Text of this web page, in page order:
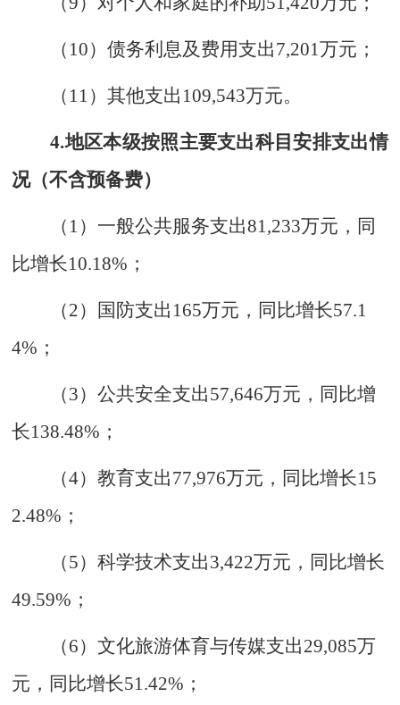
（ 10）债务利息及费用支出7,201万元；
（ 11 ）其他支出 109,543万元。
4.地区本级按照主要支出科目安排支出情
况（不含预备费）
（ 1 ）一般公共服务支出81 ,233万元 ， 同
比增长10.18% ；
（2）国防支出 165万元 ， 同比增长57.1
4% ；
（3）公共安全支出57,646万元 ， 同比增
长138.48% ；
（4）教育支出77,976万元 ， 同比增长15
2.48% ；
（5）科学技术支出3,422万元 ， 同比增长
49.59% ；
（6）文化旅游体育与传媒支出29,085万
元 ， 同比增长51.42% ；